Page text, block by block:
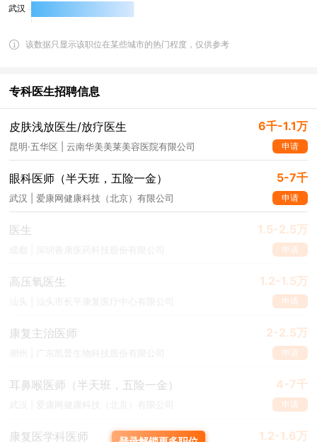
该数据只显示该职位在某些城市的热门程度，仅供参考
专科医生招聘信息
皮肤浅放医生/放疗医生 6千-1.1万
昆明·五华区 | 云南华美美莱美容医院有限公司 申请
眼科医师（半天班，五险一金） 5-7千
武汉 | 爱康网健康科技（北京）有限公司 申请
医生 1.5-2.5万
申请
高压氧医生 1.2-1.5万
申请
康复主治医师 2-2.5万
申请
耳鼻喉医师（半天班，五险一金） 4-7千
申请
康复医学科医师 1.2-1.6万